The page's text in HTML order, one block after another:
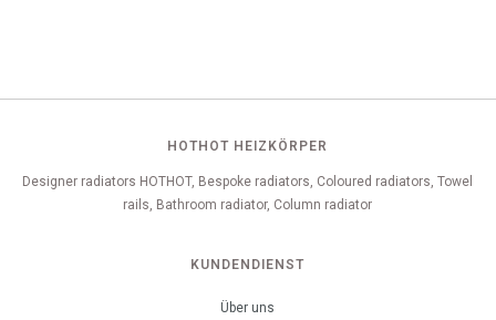
HOTHOT HEIZKÖRPER
Designer radiators HOTHOT, Bespoke radiators, Coloured radiators, Towel
rails, Bathroom radiator, Column radiator
KUNDENDIENST
Über uns